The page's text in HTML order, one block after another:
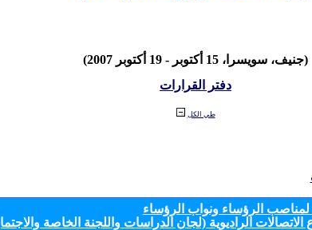
(جنيف، سويسرا، 15 أكتوبر - 19 أكتوبر 2007)
دفتر القرارات
طي الكل
الرؤساء ونواب الرؤساء
الراديوية (لجان الدراسات واللجنة الخاصة